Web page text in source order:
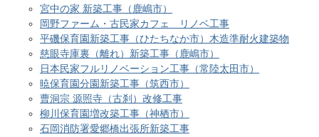
宮中の家 新築工事（鹿嶋市）
岡野ファーム・古民家カフェ リノベ工事
平磯保育園新築工事（ひたちなか市）木造準耐火建築物
慈眼寺庫裏（離れ）新築工事（鹿嶋市）
日本民家フルリノベーション工事（常陸太田市）
暁保育園分園新築工事（筑西市）
曹洞宗 源照寺（古刹）改修工事
柳川保育園増改築工事（神栖市）
石岡消防署愛郷橋出張所新築工事